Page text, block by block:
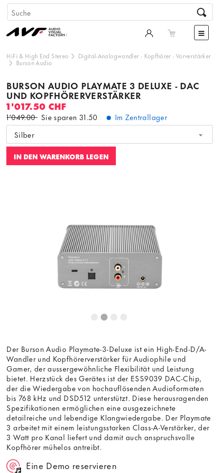
HiFi & High End Stereo Digital-Analogwandler - Kopfhörer - Vorverstärker
Burson Audio
BURSON AUDIO PLAYMATE 3 DELUXE - DAC
UND KOPFHÖRERVERSTÄRKER
1'017.50 CHF
1'049.00 Sie sparen 31.50
Im Zentrallager
Silber
IN DEN WARENKORB LEGEN
Der Burson Audio Playmate-3-Deluxe ist ein High-End-D/A-
Wandler und Kopfhörerverstärker für Audiophile und
Gamer, der aussergewöhnliche Flexibilität und Leistung
bietet. Herzstück des Gerätes ist der ESS9039 DAC-Chip,
der die Wiedergabe von hochauflösenden Audioformaten
bis 768 kHz und DSD512 unterstützt. Diese herausragenden
Spezifikationen ermöglichen eine ausgezeichnete
detailreiche und lebendige Klangwiedergabe. Der Playmate
3 arbeitet mit einem leistungsstarken Class-A-Verstärker, der
3 Watt pro Kanal liefert und damit auch anspruchsvolle
Kopfhörer mühelos antreibt.
Eine Demo reservieren